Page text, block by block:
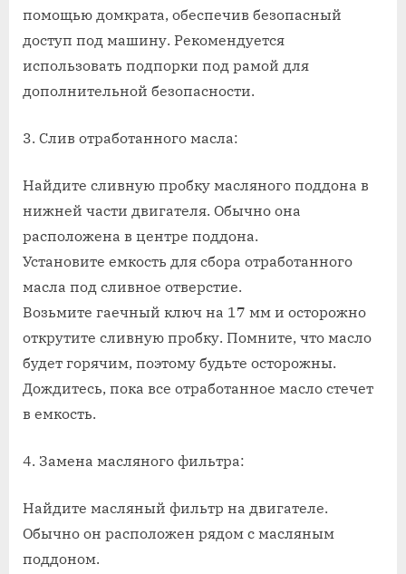
помощью домкрата, обеспечив безопасный
доступ под машину. Рекомендуется
использовать подпорки под рамой для
дополнительной безопасности.
3. Слив отработанного масла:
Найдите сливную пробку масляного поддона в
нижней части двигателя. Обычно она
расположена в центре поддона.
Установите емкость для сбора отработанного
масла под сливное отверстие.
Возьмите гаечный ключ на 17 мм и осторожно
открутите сливную пробку. Помните, что масло
будет горячим, поэтому будьте осторожны.
Дождитесь, пока все отработанное масло стечет
в емкость.
4. Замена масляного фильтра:
Найдите масляный фильтр на двигателе.
Обычно он расположен рядом с масляным
поддоном.